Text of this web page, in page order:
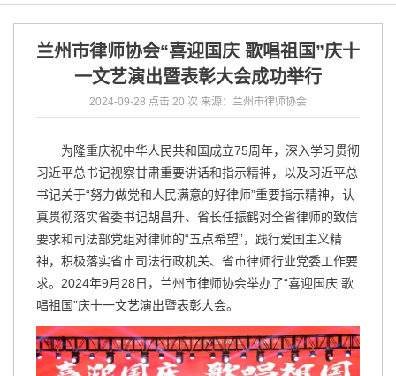
兰州市律师协会“喜迎国庆 歌唱祖国”庆十
一文艺演出暨表彰大会成功举行
2024-09-28 点击 20 次 来源：兰州市律师协会
为隆重庆祝中华人民共和国成立75周年，深入学习贯彻
习近平总书记视察甘肃重要讲话和指示精神，以及习近平总
书记关于“努力做党和人民满意的好律师”重要指示精神，认
真贯彻落实省委书记胡昌升、省长任振鹤对全省律师的致信
要求和司法部党组对律师的“五点希望”，践行爱国主义精
神，积极落实省市司法行政机关、省市律师行业党委工作要
求。2024年9月28日，兰州市律师协会举办了“喜迎国庆 歌
唱祖国”庆十一文艺演出暨表彰大会。